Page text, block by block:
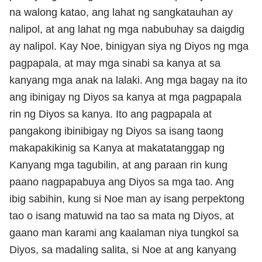
na walong katao, ang lahat ng sangkatauhan ay
nalipol, at ang lahat ng mga nabubuhay sa daigdig
ay nalipol. Kay Noe, binigyan siya ng Diyos ng mga
pagpapala, at may mga sinabi sa kanya at sa
kanyang mga anak na lalaki. Ang mga bagay na ito
ang ibinigay ng Diyos sa kanya at mga pagpapala
rin ng Diyos sa kanya. Ito ang pagpapala at
pangakong ibinibigay ng Diyos sa isang taong
makapakikinig sa Kanya at makatatanggap ng
Kanyang mga tagubilin, at ang paraan rin kung
paano nagpapabuya ang Diyos sa mga tao. Ang
ibig sabihin, kung si Noe man ay isang perpektong
tao o isang matuwid na tao sa mata ng Diyos, at
gaano man karami ang kaalaman niya tungkol sa
Diyos, sa madaling salita, si Noe at ang kanyang